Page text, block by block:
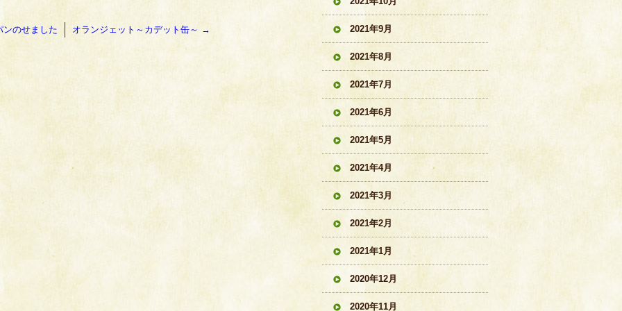
のせました オランジェット～カデット缶～ → 2021年9月
2021年8月
2021年7月
2021年6月
2021年5月
2021年4月
2021年3月
2021年2月
2021年1月
2020年12月
2020年11月